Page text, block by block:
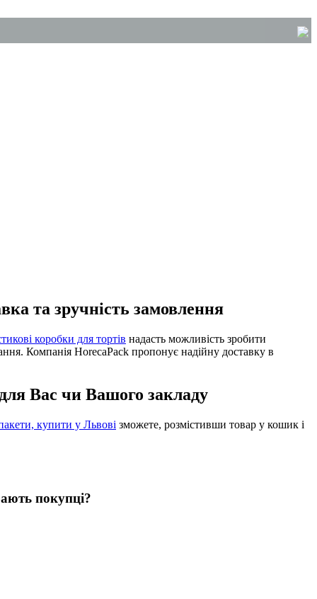
та зручність замовлення
коробки для тортів надасть можливість зробити
Компанія HorecaPack пропонує надійну доставку в
Вас чи Вашого закладу
купити у Львові зможете, розмістивши товар у кошик і
покупці?